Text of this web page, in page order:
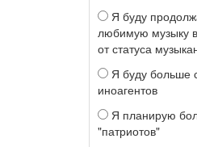
Я буду
любимую музыку
от статуса
Я буду больше
иноагентов
Я планирую
"патриотов"